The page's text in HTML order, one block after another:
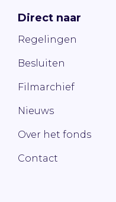
Direct naar
Regelingen
Besluiten
Filmarchief
Nieuws
Over het fonds
Contact